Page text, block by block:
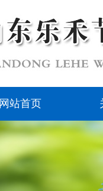
网站首页